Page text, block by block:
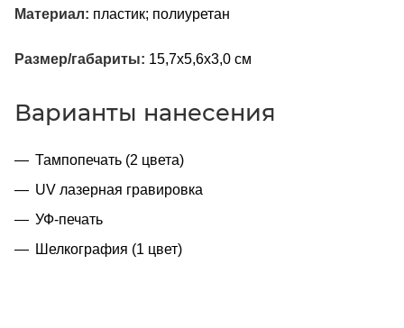
Материал: пластик; полиуретан
Размер/габариты: 15,7x5,6x3,0 см
Варианты нанесения
Тампопечать (2 цвета)
UV лазерная гравировка
УФ-печать
Шелкография (1 цвет)